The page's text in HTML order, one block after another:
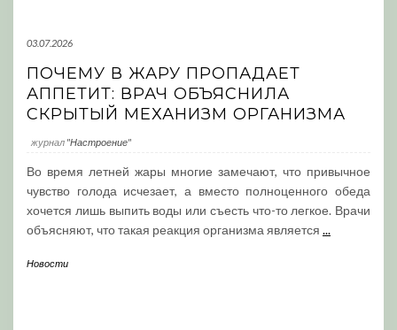
03.07.2026
ПОЧЕМУ В ЖАРУ ПРОПАДАЕТ
АППЕТИТ: ВРАЧ ОБЪЯСНИЛА
СКРЫТЫЙ МЕХАНИЗМ ОРГАНИЗМА
журнал "Настроение"
Во время летней жары многие замечают, что привычное
чувство голода исчезает, а вместо полноценного обеда
хочется лишь выпить воды или съесть что-то легкое. Врачи
объясняют, что такая реакция организма является ...
Новости